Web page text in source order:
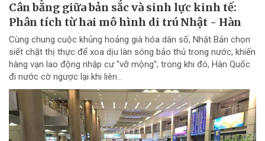
Cân bằng giữa bản sắc và sinh lực kinh tế:
Phân tích từ hai mô hình di trú Nhật - Hàn
Cùng chung cuộc khủng hoảng già hóa dân số, Nhật Bản chọn
siết chặt thị thực để xoa dịu làn sóng bảo thủ trong nước, khiến
hàng vạn lao động nhập cư "vỡ mộng"; trong khi đó, Hàn Quốc
đi nước cờ ngược lại khi liên...